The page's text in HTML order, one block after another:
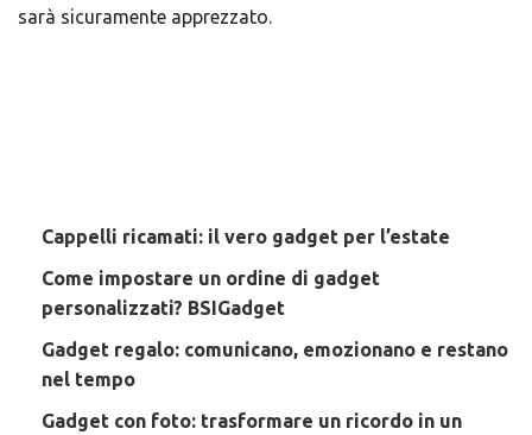
sarà sicuramente apprezzato.
Cappelli ricamati: il vero gadget per l’estate
Come impostare un ordine di gadget
personalizzati? BSIGadget
Gadget regalo: comunicano, emozionano e restano
nel tempo
Gadget con foto: trasformare un ricordo in un